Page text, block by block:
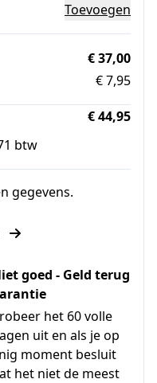
Toevoegen
€ 37,00
€ 7,95
€ 44,95
btw
gegevens.
goed - Geld terug
het 60 volle
uit en als je op
moment besluit
het niet de meest